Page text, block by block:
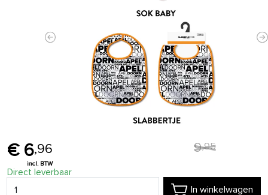
Previous
6,96 9,95
Direct leverbaar
In winkelwagen